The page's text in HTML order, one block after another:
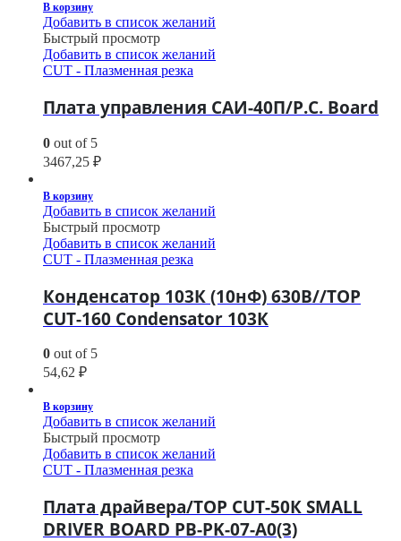
В корзину
Добавить в список желаний
Быстрый просмотр
Добавить в список желаний
CUT - Плазменная резка
Плата управления САИ-40П/P.C. Board
0 out of 5
3467,25 ₽
В корзину
Добавить в список желаний
Быстрый просмотр
Добавить в список желаний
CUT - Плазменная резка
Конденсатор 103К (10нФ) 630В//TOP
CUT-160 Condensator 103К
0 out of 5
54,62 ₽
В корзину
Добавить в список желаний
Быстрый просмотр
Добавить в список желаний
CUT - Плазменная резка
Плата драйвера/TOP CUT-50К SMALL
DRIVER BOARD PB-PK-07-A0(3)